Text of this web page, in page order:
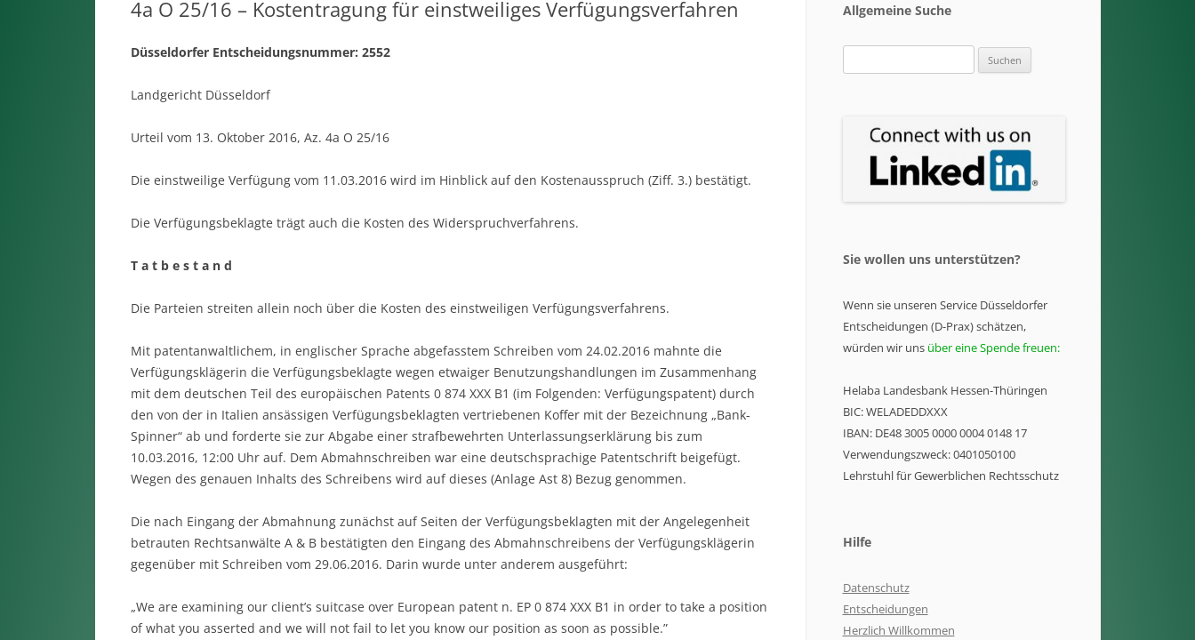
4a O 25/16 – Kostentragung für einstweiliges Verfügungsverfahren
Düsseldorfer Entscheidungsnummer: 2552
Landgericht Düsseldorf
Urteil vom 13. Oktober 2016, Az. 4a O 25/16
Die einstweilige Verfügung vom 11.03.2016 wird im Hinblick auf den Kostenausspruch (Ziff. 3.) bestätigt.
Die Verfügungsbeklagte trägt auch die Kosten des Widerspruchverfahrens.
T a t b e s t a n d
Die Parteien streiten allein noch über die Kosten des einstweiligen Verfügungsverfahrens.
Mit patentanwaltlichem, in englischer Sprache abgefasstem Schreiben vom 24.02.2016 mahnte die
Verfügungsklägerin die Verfügungsbeklagte wegen etwaiger Benutzungshandlungen im Zusammenhang
mit dem deutschen Teil des europäischen Patents 0 874 XXX B1 (im Folgenden: Verfügungspatent) durch
den von der in Italien ansässigen Verfügungsbeklagten vertriebenen Koffer mit der Bezeichnung „Bank-
Spinner“ ab und forderte sie zur Abgabe einer strafbewehrten Unterlassungserklärung bis zum
10.03.2016, 12:00 Uhr auf. Dem Abmahnschreiben war eine deutschsprachige Patentschrift beigefügt.
Wegen des genauen Inhalts des Schreibens wird auf dieses (Anlage Ast 8) Bezug genommen.
Die nach Eingang der Abmahnung zunächst auf Seiten der Verfügungsbeklagten mit der Angelegenheit
betrauten Rechtsanwälte A & B bestätigten den Eingang des Abmahnschreibens der Verfügungsklägerin
gegenüber mit Schreiben vom 29.06.2016. Darin wurde unter anderem ausgeführt:
„We are examining our client’s suitcase over European patent n. EP 0 874 XXX B1 in order to take a position
of what you asserted and we will not fail to let you know our position as soon as possible.”
Allgemeine Suche
nach:
Sie wollen uns unterstützen?
Wenn sie unseren Service Düsseldorfer
Entscheidungen (D-Prax) schätzen,
würden wir uns über eine Spende freuen:
Helaba Landesbank Hessen-Thüringen
BIC: WELADEDDXXX
IBAN: DE48 3005 0000 0004 0148 17
Verwendungszweck: 0401050100
Lehrstuhl für Gewerblichen Rechtsschutz
Hilfe
Datenschutz
Entscheidungen
Herzlich Willkommen